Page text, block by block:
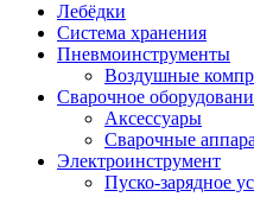
Лебёдки
Система хранения
Пневмоинструменты
Воздушные
Сварочное
Аксессуары
Сварочные
Электроинструмент
Пуско-зарядное